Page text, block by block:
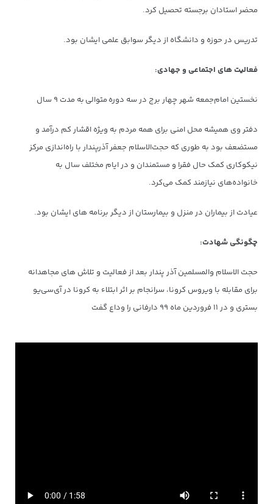
محضر استادان برجسته تحصیل کرد.
تدریس در حوزه و دانشگاه از دیگر سوابق علمی ایشان بود.
فعالیت های اجتماعی و جهادی:
نخستین امام‌جمعه شهر چهار برج در سه دوره متوالی به مدت ۹ سال
دفتر وی همیشه محل امنی برای همه مردم به ویژه اقشار کم درآمد و
مستضعف بود به طوری که حجت‌الاسلام جعفر آذرپندار با راه‌اندازی مرکز
نیکوکاری کمک حال فقرا و مستمندان و در ایام مختلف سال به
خانواده‌های نیازمند کمک می‌کرد.
عیادت از بیماران در منزل و بیمارستان از دیگر برنامه های ایشان بود.
چگونگی شهادت:
حجت الاسلام والمسلمین آذر پندار بعد از فعالیت و تلاش های مجاهدانه
برای مقابله با ویروس کرونا، سرانجام بر اثر ابتلاء به کرونا در آی‌سی‌یو
بستری و در ۱۱ فروردین ماه ۹۹ دارفانی را وداع گفت